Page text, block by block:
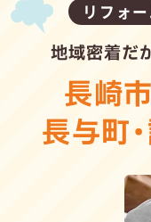
リフォ
地域密着だ
長崎
長与町